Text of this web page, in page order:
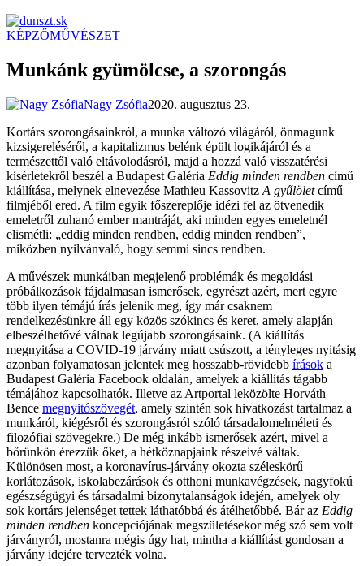
KÉPZŐMŰVÉSZET
Munkánk gyümölcse, a szorongás
Nagy Zsófia2020. augusztus 23.
Kortárs szorongásainkról, a munka változó világáról, önmagunk
kizsigereléséről, a kapitalizmus belénk épült logikájáról és a
természettől való eltávolodásról, majd a hozzá való visszatérési
kísérletekről beszél a Budapest Galéria Eddig minden rendben című
kiállítása, melynek elnevezése Mathieu Kassovitz A gyűlöletcímű
filmjéből ered. A film egyik főszereplője idézi fel az ötvenedik
emeletről zuhanó ember mantráját, aki minden egyes emeletnél
elismétli: „eddig minden rendben, eddig minden rendben”,
miközben nyilvánvaló, hogy semmi sincs rendben.
A művészek munkáiban megjelenő problémák és megoldási
próbálkozások fájdalmasan ismerősek, egyrészt azért, mert egyre
több ilyen témájú írás jelenik meg, így már csaknem
rendelkezésünkre áll egy közös szókincs és keret, amely alapján
elbeszélhetővé válnak legújabb szorongásaink. (A kiállítás
megnyitása a COVID-19 járvány miatt csúszott, a tényleges nyitásig
azonban folyamatosan jelentek meg hosszabb-rövidebb írások a
Budapest Galéria Facebook oldalán, amelyek a kiállítás tágabb
témájához kapcsolhatók. Illetve az Artportal leközölte Horváth
Bence megnyitószövegét, amely szintén sok hivatkozást tartalmaz a
munkáról, kiégésről és szorongásról szóló társadalomelméleti és
filozófiai szövegekre.) De még inkább ismerősek azért, mivel a
bőrünkön érezzük őket, a hétköznapjaink részeivé váltak.
Különösen most, a koronavírus-járvány okozta széleskörű
korlátozások, iskolabezárások és otthoni munkavégzések, nagyfokú
egészségügyi és társadalmi bizonytalanságok idején, amelyek oly
sok kortárs jelenséget tettek láthatóbbá és átélhetőbbé. Bár az Eddig
minden rendben koncepciójának megszületésekor még szó sem volt
járványról, mostanra mégis úgy hat, mintha a kiállítást gondosan a
járvány idejére tervezték volna.